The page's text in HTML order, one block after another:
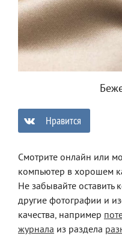
Нравится
Смотрите онлайн или
компьютер в хорошем
Не забывайте оставить
другие фотографии и
качества, например
журнала из раздела